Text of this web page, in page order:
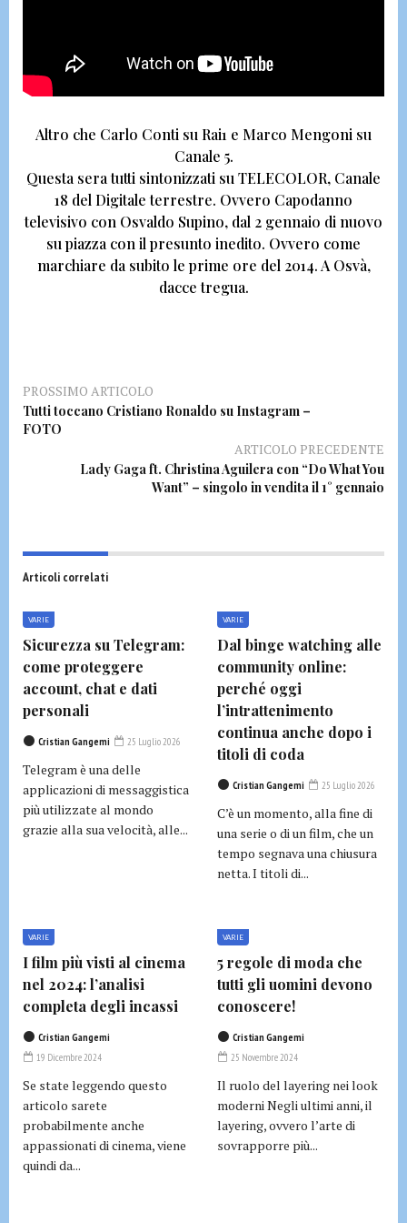
Altro che Carlo Conti su Rai1 e Marco Mengoni su
Canale 5.
Questa sera tutti sintonizzati su TELECOLOR, Canale
18 del Digitale terrestre. Ovvero Capodanno
televisivo con Osvaldo Supino, dal 2 gennaio di nuovo
su piazza con il presunto inedito. Ovvero come
marchiare da subito le prime ore del 2014. A Osvà,
dacce tregua.
PROSSIMO ARTICOLO
Tutti toccano Cristiano Ronaldo su Instagram –
FOTO
ARTICOLO PRECEDENTE
Lady Gaga ft. Christina Aguilera con “Do What You
Want” – singolo in vendita il 1° gennaio
Articoli correlati
VARIE
Sicurezza su Telegram:
come proteggere
account, chat e dati
personali
Cristian Gangemi 25 Luglio 2026
Telegram è una delle
applicazioni di messaggistica
più utilizzate al mondo
grazie alla sua velocità, alle...
VARIE
Dal binge watching alle
community online:
perché oggi
l’intrattenimento
continua anche dopo i
titoli di coda
Cristian Gangemi 25 Luglio 2026
C’è un momento, alla fine di
una serie o di un film, che un
tempo segnava una chiusura
netta. I titoli di...
VARIE
I film più visti al cinema
nel 2024: l’analisi
completa degli incassi
Cristian Gangemi
19 Dicembre 2024
Se state leggendo questo
articolo sarete
probabilmente anche
appassionati di cinema, viene
quindi da...
VARIE
5 regole di moda che
tutti gli uomini devono
conoscere!
Cristian Gangemi
25 Novembre 2024
Il ruolo del layering nei look
moderni Negli ultimi anni, il
layering, ovvero l’arte di
sovrapporre più...